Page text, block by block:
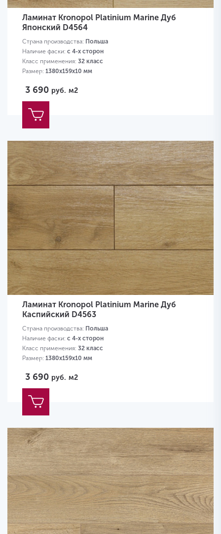
Ламинат Kronopol Platinium Marine Дуб
Японский D4564
Страна производства: Польша
Наличие фаски: с 4-х сторон
Класс применения: 32 класс
Размер: 1380х159х10 мм
3 690 руб. м2
Ламинат Kronopol Platinium Marine Дуб
Каспийский D4563
Страна производства: Польша
Наличие фаски: с 4-х сторон
Класс применения: 32 класс
Размер: 1380х159х10 мм
3 690 руб. м2